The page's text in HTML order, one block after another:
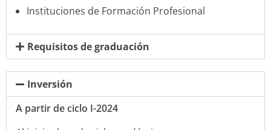
Instituciones de Formación Profesional
Requisitos de graduación
Inversión
A partir de ciclo I-2024